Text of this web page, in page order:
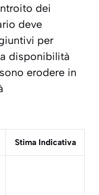
dei
deve
per
disponibilità
erodere in
Stima Indicativa